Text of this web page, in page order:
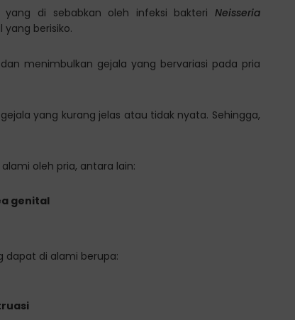
di sebabkan oleh infeksi bakteri Neisseria
berisiko.
menimbulkan gejala yang bervariasi pada pria
yang kurang jelas atau tidak nyata. Sehingga,
oleh pria, antara lain:
genital
dapat di alami berupa: